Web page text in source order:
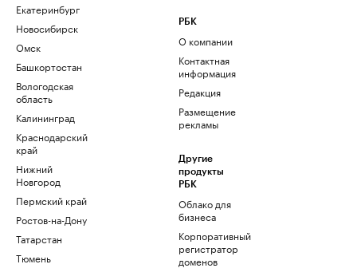
Екатеринбург
Новосибирск
Омск
Башкортостан
Вологодская
область
Калининград
Краснодарский
край
Нижний
Новгород
Пермский край
Ростов-на-Дону
Татарстан
Тюмень
РБК
О компании
Контактная
информация
Редакция
Размещение
рекламы
Другие
продукты
РБК
Облако для
бизнеса
Корпоративный
регистратор
доменов